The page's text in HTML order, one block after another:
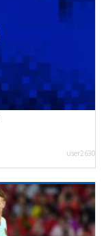
user2630